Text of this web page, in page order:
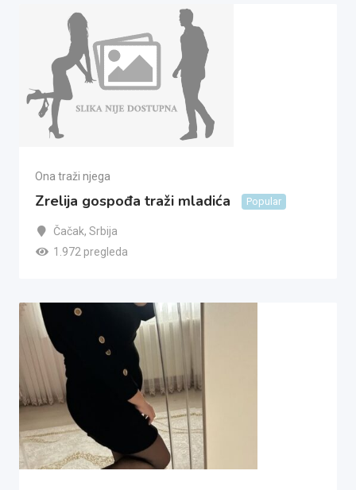
Ona traži njega
Zrelija gospođa traži mladića Popular
Čačak, Srbija
1.972 pregleda